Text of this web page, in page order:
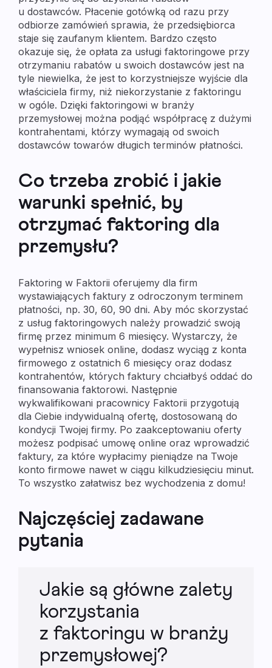
u dostawców. Płacenie gotówką od razu przy
odbiorze zamówień sprawia, że przedsiębiorca
staje się zaufanym klientem. Bardzo często
okazuje się, że opłata za usługi faktoringowe przy
otrzymaniu rabatów u swoich dostawców jest na
tyle niewielka, że jest to korzystniejsze wyjście dla
właściciela firmy, niż niekorzystanie z faktoringu
w ogóle. Dzięki faktoringowi w branży
przemysłowej można podjąć współpracę z dużymi
kontrahentami, którzy wymagają od swoich
dostawców towarów długich terminów płatności.
Co trzeba zrobić i jakie
warunki spełnić, by
otrzymać faktoring dla
przemysłu?
Faktoring w Faktorii oferujemy dla firm
wystawiających faktury z odroczonym terminem
płatności, np. 30, 60, 90 dni. Aby móc skorzystać
z usług faktoringowych należy prowadzić swoją
firmę przez minimum 6 miesięcy. Wystarczy, że
wypełnisz wniosek online, dodasz wyciąg z konta
firmowego z ostatnich 6 miesięcy oraz dodasz
kontrahentów, których faktury chciałbyś oddać do
finansowania faktorowi. Następnie
wykwalifikowani pracownicy Faktorii przygotują
dla Ciebie indywidualną ofertę, dostosowaną do
kondycji Twojej firmy. Po zaakceptowaniu oferty
możesz podpisać umowę online oraz wprowadzić
faktury, za które wypłacimy pieniądze na Twoje
konto firmowe nawet w ciągu kilkudziesięciu minut.
To wszystko załatwisz bez wychodzenia z domu!
Najczęściej zadawane
pytania
Jakie są główne zalety
korzystania
z faktoringu w branży
przemysłowej?